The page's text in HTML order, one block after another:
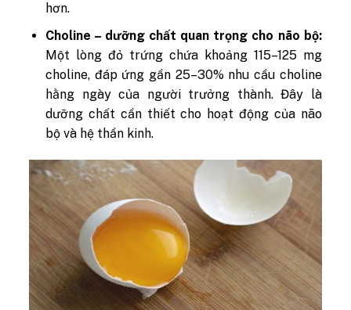
hơn.
Choline – dưỡng chất quan trọng cho não bộ:
Một lòng đỏ trứng chứa khoảng 115–125 mg
choline, đáp ứng gần 25–30% nhu cầu choline
hằng ngày của người trưởng thành. Đây là
dưỡng chất cần thiết cho hoạt động của não
bộ và hệ thần kinh.